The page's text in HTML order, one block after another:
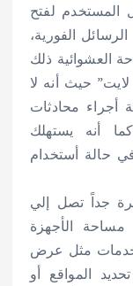
المستخدم لفتح
الفورية،
العشوائية ذلك
حيث أنه لا
أجراء محادثات
أنه يستهلك
حالة أستخدام
جداً تصل إلي
الأجهزة
مثل عرض
المواقع أو